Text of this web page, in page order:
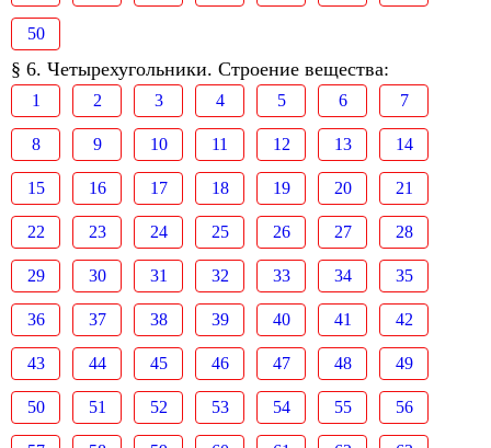
50
§ 6. Четырехугольники. Строение вещества:
1 2 3 4 5 6 7
8 9 10 11 12 13 14
15 16 17 18 19 20 21
22 23 24 25 26 27 28
29 30 31 32 33 34 35
36 37 38 39 40 41 42
43 44 45 46 47 48 49
50 51 52 53 54 55 56